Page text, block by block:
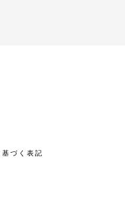
づく表記